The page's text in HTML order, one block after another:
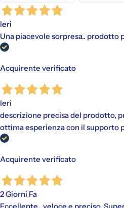
pagamento scelto, senza alcun
Disponibile con PayPal e tramite
Al momento dell'acquisto, viene
Ieri
Una piacevole sorpresa.. prodotto
Acquirente verificato
Ieri
descrizione precisa del prodotto,
ottima esperienza con il supporto
Acquirente verificato
2 Giorni Fa
Eccellente , veloce e preciso.